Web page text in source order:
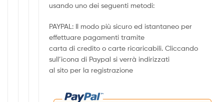
usando uno dei seguenti metodi:
PAYPAL: Il modo più sicuro ed istantaneo per
effettuare pagamenti tramite
carta di credito o carte ricaricabili. Cliccando
sull’icona di Paypal si verrà indirizzati
al sito per la registrazione